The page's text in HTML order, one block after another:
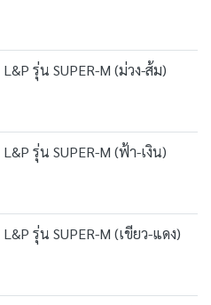
รุ่น SUPER-M (ม่วง-ส้ม)
รุ่น SUPER-M (ฟ้า-เงิน)
รุ่น SUPER-M (เขียว-แดง)